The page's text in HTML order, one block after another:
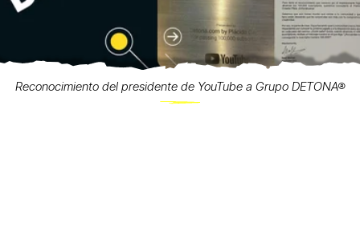
Reconocimiento del presidente de YouTube a Grupo DETONA®